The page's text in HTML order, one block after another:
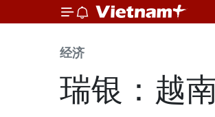
经济
瑞银：越